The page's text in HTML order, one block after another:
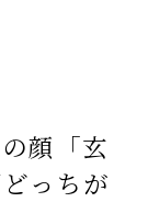
顔「玄
っちが